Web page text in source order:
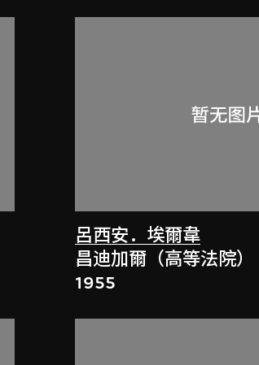
呂西安．埃爾韋
昌迪加爾（高等法院）
1955